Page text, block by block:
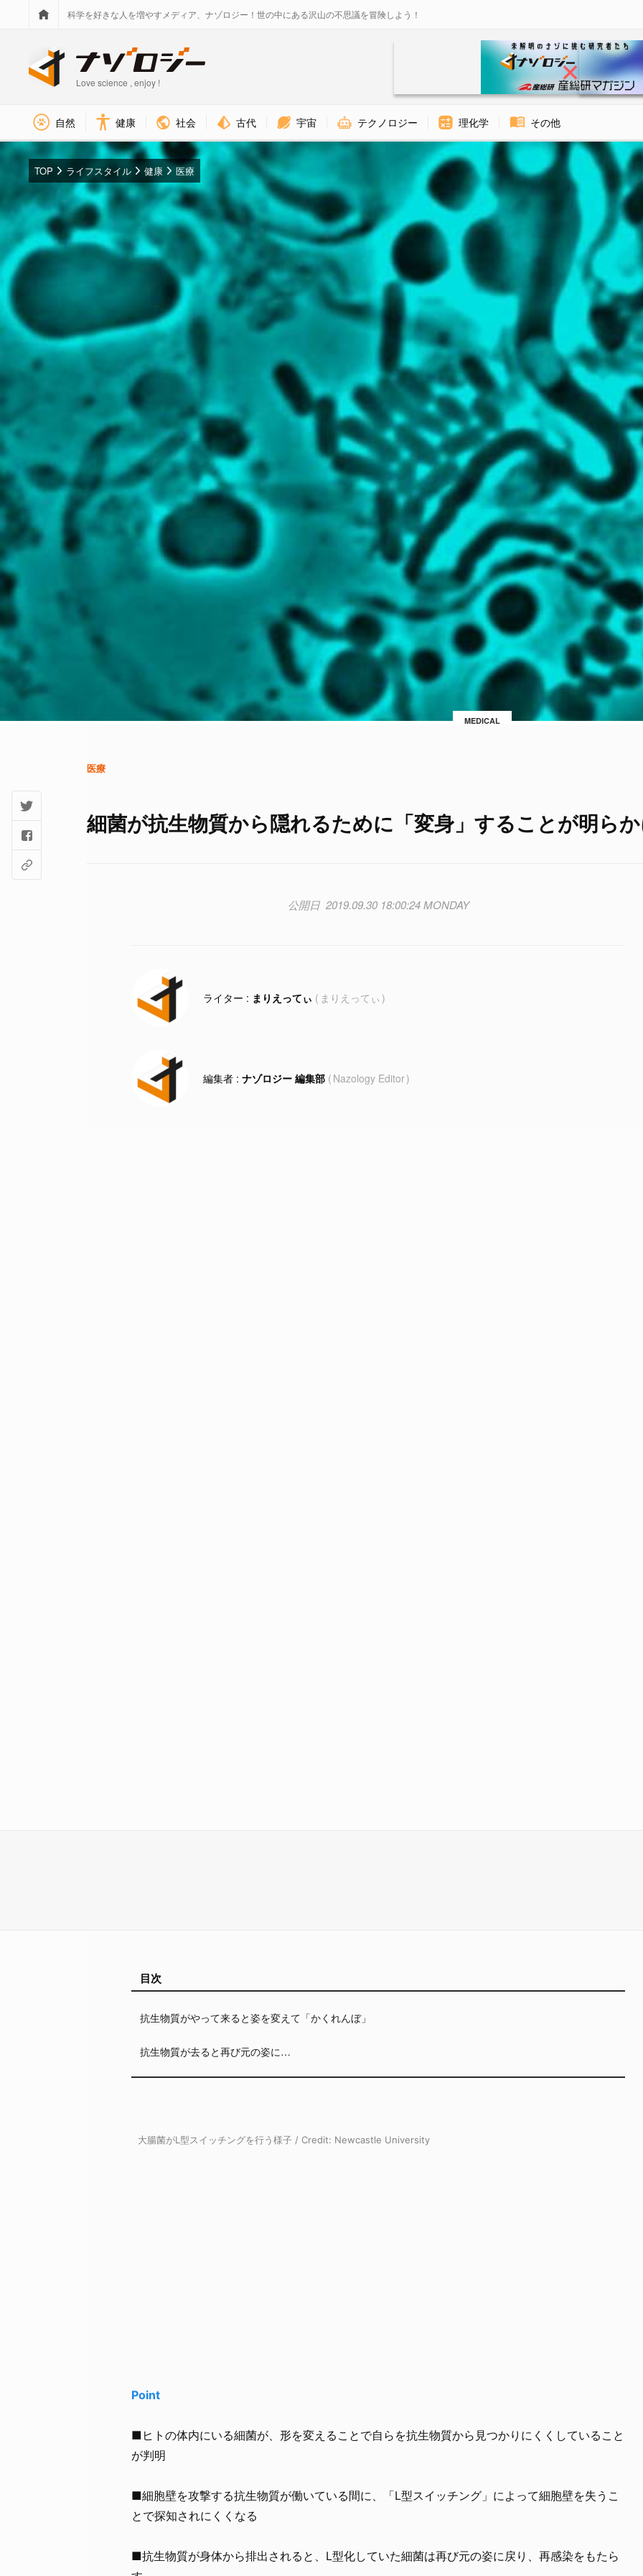
科学を好きな人を増やすメディア、ナゾロジー！世の中にある沢山の不思議を冒険しよう！
Love science , enjoy !
自然 健康 社会 古代 宇宙 テクノロジー 理化学 その他
MEDICAL
TOP ライフスタイル 健康 医療
医療
細菌が抗生物質から隠れるために「変身」することが明ら
2019.09.30 18:00:24 MONDAY
まりえってぃ まりえってぃ
ナゾロジー 編集部 Nazology Editor
目次
抗生物質がやって来ると姿を変えて「かくれんぼ」
抗生物質が去ると再び元の姿に…
大腸菌がL型スイッチングを行う様子 / Credit: Newcastle University
Point
■ヒトの体内にいる細菌が、形を変えることで自らを抗生物質から見つかりにくくしていること
が判明
■細胞壁を攻撃する抗生物質が働いている間に、「L型スイッチング」によって細胞壁を失うこ
とで探知されにくくなる
■抗生物質が身体から排出されると、L型化していた細菌は再び元の姿に戻り、再感染をもたら